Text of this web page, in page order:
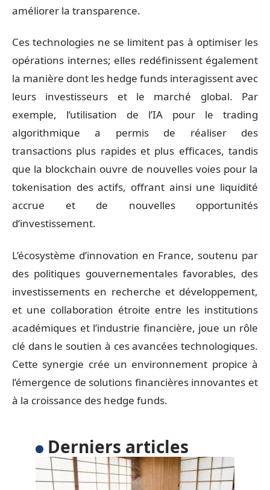
améliorer la transparence.
Ces technologies ne se limitent pas à optimiser les
opérations internes; elles redéfinissent également
la manière dont les hedge funds interagissent avec
leurs investisseurs et le marché global. Par
exemple, l’utilisation de l’IA pour le trading
algorithmique a permis de réaliser des
transactions plus rapides et plus efficaces, tandis
que la blockchain ouvre de nouvelles voies pour la
tokenisation des actifs, offrant ainsi une liquidité
accrue et de nouvelles opportunités
d’investissement.
L’écosystème d’innovation en France, soutenu par
des politiques gouvernementales favorables, des
investissements en recherche et développement,
et une collaboration étroite entre les institutions
académiques et l’industrie financière, joue un rôle
clé dans le soutien à ces avancées technologiques.
Cette synergie crée un environnement propice à
l’émergence de solutions financières innovantes et
à la croissance des hedge funds.
Derniers articles